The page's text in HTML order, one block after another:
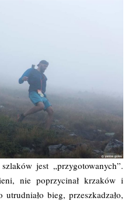
jest „przygotowanych”.
nie poprzycinał krzaków i
bieg, przeszkadzało,